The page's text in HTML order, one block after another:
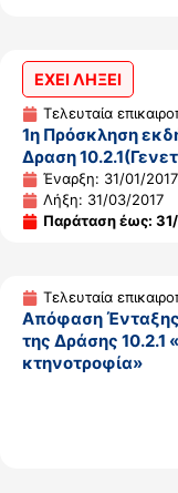
ΕΧΕΙ ΛΗΞΕΙ
Τελευταία
1η Πρόσκληση
Δραση
Έναρξη: 31/01/2017
Λήξη: 31/03/2017
Παράταση έως:
Τελευταία
Απόφαση Ένταξης
της Δράσης 10.2.1
κτηνοτροφία»